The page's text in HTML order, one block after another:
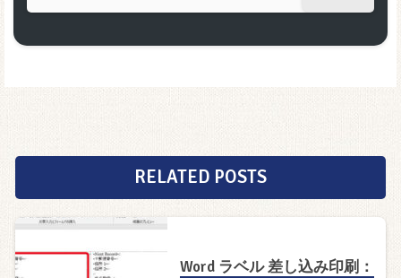
RELATED POSTS
Word ラベル 差し込み印刷：